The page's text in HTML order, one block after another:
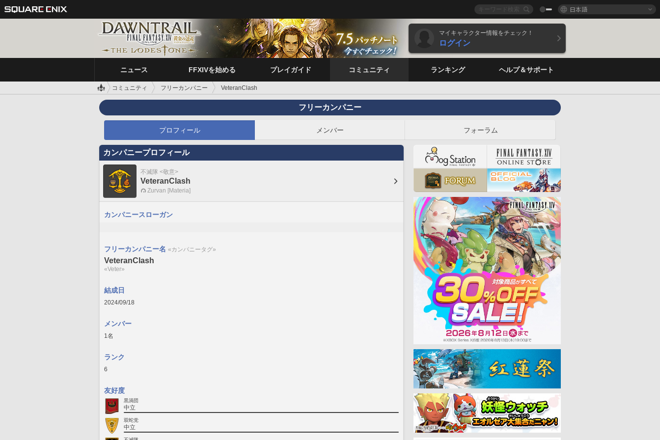
日本語
マイキャラクター情報をチェック！
ログイン
ニュース FFXIVを始める プレイガイド コミュニティ ランキング ヘルプ＆サポート
コミュニティ フリーカンパニー VeteranClash
フリーカンパニー
プロフィール メンバー フォーラム
カンパニープロフィール
不滅隊 <敬意>
VeteranClash
Zurvan [Materia]
カンパニースローガン
フリーカンパニー名 «カンパニータグ»
VeteranClash
«Veter»
結成日
2024/09/18
メンバー
1名
ランク
6
友好度
黒渦団
中立
双蛇党
中立